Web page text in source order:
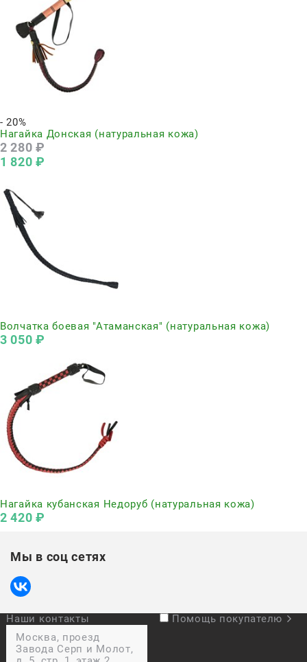
- 20%
Нагайка Донская (натуральная кожа)
2 280 ₽
1 820 ₽
Волчатка боевая "Атаманская" (натуральная кожа)
3 050 ₽
Нагайка кубанская Недоруб (натуральная кожа)
2 420 ₽
Мы в соц сетях
Наши контакты
Москва, проезд
Завода Серп и Молот,
Помощь покупателю